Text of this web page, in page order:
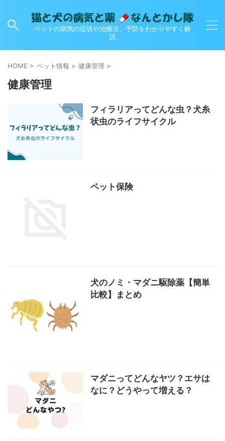
ペットの病気の症状や治療法、予防をわかりやすく解
説
HOME > ペット情報 > 健康管理 >
健康管理
フィラリアってどんな虫？犬糸
状虫のライフサイクル
ペット保険
犬のノミ・マダニ駆除薬【簡単
比較】まとめ
マダニってどんなヤツ？エサは
なに？どうやって増える？